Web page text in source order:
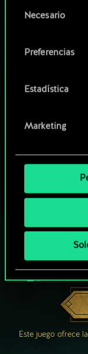
Encontrarás
preferencias
deNecesario
Preferencias
Estadística
Marketing
Este juego ofrece